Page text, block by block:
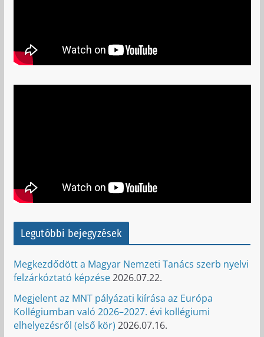
Legutóbbi bejegyzések
Megkezdődött a Magyar Nemzeti Tanács szerb nyelvi
felzárkóztató képzése2026.07.22.
Megjelent az MNT pályázati kiírása az Európa
Kollégiumban való 2026–2027. évi kollégiumi
elhelyezésről (első kör) 2026.07.16.